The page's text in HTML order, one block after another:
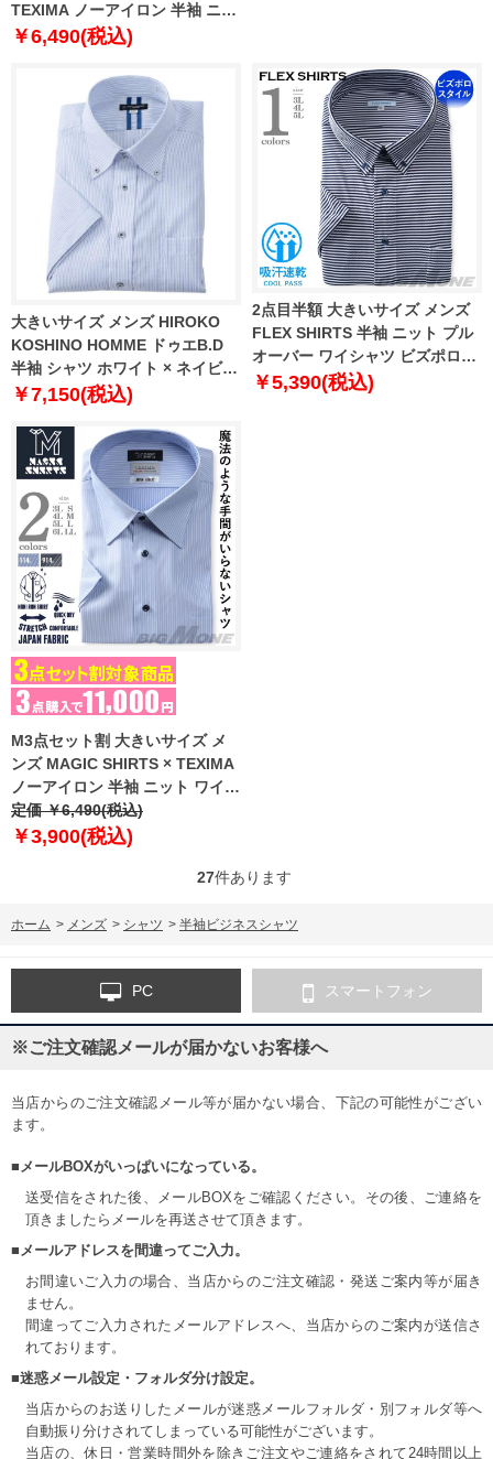
TEXIMA ノーアイロン 半袖 ニッ
ト ワイシャツ ボタンダウン 吸水
ms-240209bd
￥6,490(税込)
大きいサイズ メンズ HIROKO
KOSHINO HOMME ドゥエB.D
半袖 シャツ ホワイト × ネイビー
1277-4211-1 4L 5L 6L 7L 8L 9L
￥7,150(税込)
2点目半額 大きいサイズ メンズ
FLEX SHIRTS 半袖 ニット プル
オーバー ワイシャツ ビズポロス
タイル ボタンダウン 吸汗速乾 ビ
￥5,390(税込)
M3点セット割 大きいサイズ メ
ンズ MAGIC SHIRTS × TEXIMA
ノーアイロン 半袖 ニット ワイシ
ャツ 吸水速乾 ストレッチ 日本製
生地使用 ms-210204
定価 ￥6,490(税込)
￥3,900(税込)
27件あります
ホーム > メンズ > シャツ > 半袖ビジネスシャツ
PC スマートフォン
※ご注文確認メールが届かないお客様へ
当店からのご注文確認メール等が届かない場合、下記の可能性がござい
ます。
■メールBOXがいっぱいになっている。
送受信をされた後、メールBOXをご確認ください。その後、ご連絡を
頂きましたらメールを再送させて頂きます。
■メールアドレスを間違ってご入力。
お間違いご入力の場合、当店からのご注文確認・発送ご案内等が届き
ません。
間違ってご入力されたメールアドレスへ、当店からのご案内が送信さ
れております。
■迷惑メール設定・フォルダ分け設定。
当店からのお送りしたメールが迷惑メールフォルダ・別フォルダ等へ
自動振り分けされてしまっている可能性がございます。
当店の、休日・営業時間外を除きご注文やご連絡をされて24時間以上